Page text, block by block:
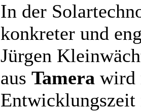
In der
konkreter und
Jürgen
aus Tamera wird
Entwicklungszeit